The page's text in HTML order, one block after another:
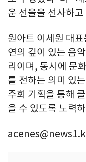
운 선율을 선사하
원아트 이세원 대
연의 깊이 있는 음
리이며, 동시에 문
를 전하는 의미 있
주회 기획을 통해
을 수 있도록 노력